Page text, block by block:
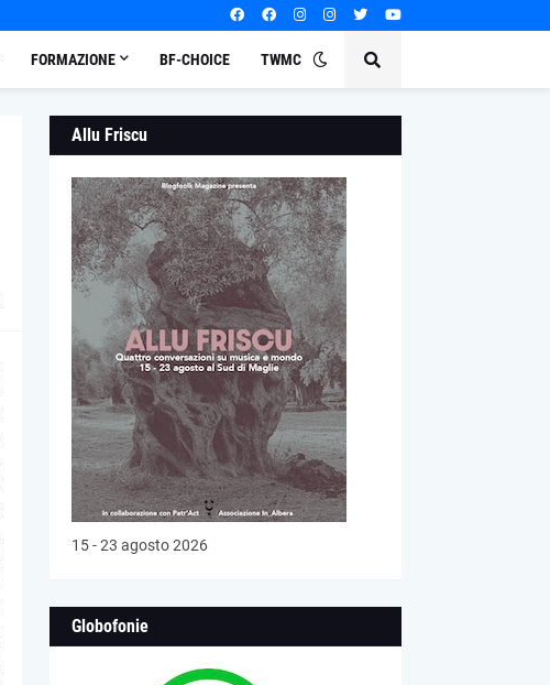
FORMAZIONE BF-CHOICE TWMC
Allu Friscu
15 - 23 agosto 2026
Globofonie